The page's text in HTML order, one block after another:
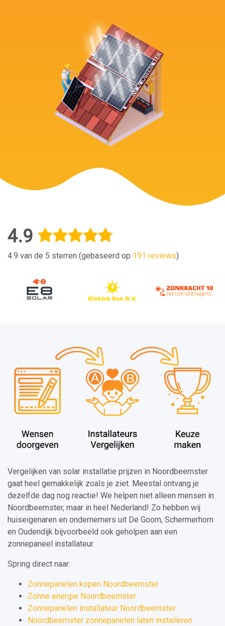
4.9
4.9 van de 5 sterren (gebaseerd op 191 reviews)
Vergelijken van solar installatie prijzen in Noordbeemster
gaat heel gemakkelijk zoals je ziet. Meestal ontvang je
dezelfde dag nog reactie! We helpen niet alleen mensen in
Noordbeemster, maar in heel Nederland! Zo hebben wij
huiseigenaren en ondernemers uit De Goorn, Schermerhorn
en Oudendijk bijvoorbeeld ook geholpen aan een
zonnepaneel installateur.
Spring direct naar:
Zonnepanelen kopen Noordbeemster
Zonne energie Noordbeemster
Zonnepanelen installateur Noordbeemster
Noordbeemster zonnepanelen laten installeren